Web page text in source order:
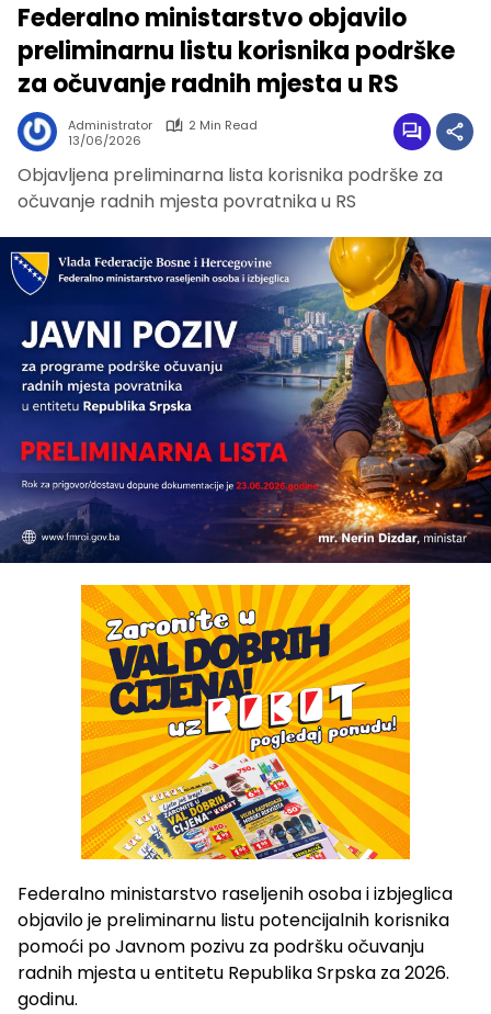
Federalno ministarstvo objavilo
preliminarnu listu korisnika podrške
za očuvanje radnih mjesta u RS
Administrator
2 Min Read
13/06/2026
Objavljena preliminarna lista korisnika podrške za
očuvanje radnih mjesta povratnika u RS
Federalno ministarstvo raseljenih osoba i izbjeglica
objavilo je preliminarnu listu potencijalnih korisnika
pomoći po Javnom pozivu za podršku očuvanju
radnih mjesta u entitetu Republika Srpska za 2026.
godinu.